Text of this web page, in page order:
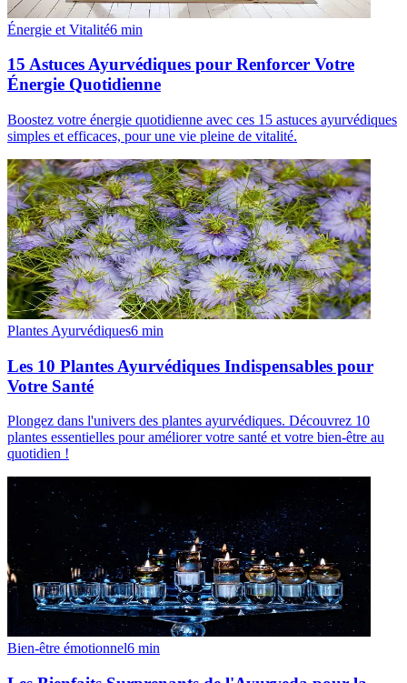
Énergie et Vitalité6 min
15 Astuces Ayurvédiques pour Renforcer Votre
Énergie Quotidienne
Boostez votre énergie quotidienne avec ces 15 astuces ayurvédiques
simples et efficaces, pour une vie pleine de vitalité.
Plantes Ayurvédiques6 min
Les 10 Plantes Ayurvédiques Indispensables pour
Votre Santé
Plongez dans l'univers des plantes ayurvédiques. Découvrez 10
plantes essentielles pour améliorer votre santé et votre bien-être au
quotidien !
Bien-être émotionnel6 min